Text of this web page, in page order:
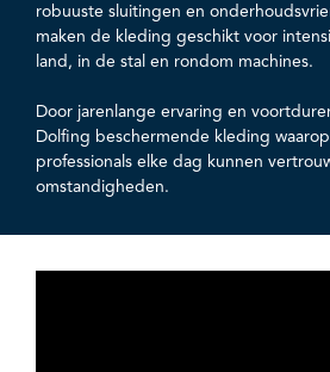
robuuste sluitingen en
maken de kleding geschikt voor
land, in de stal en rondom machines.
Door jarenlange ervaring en
Dolfing beschermende kleding
professionals elke dag kunnen
omstandigheden.